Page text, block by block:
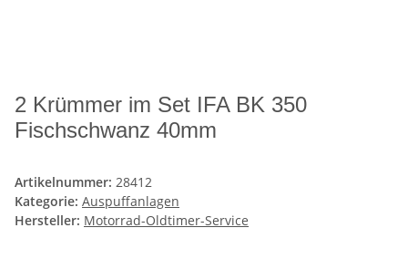
2 Krümmer im Set IFA BK 350
Fischschwanz 40mm
Artikelnummer: 28412
Kategorie: Auspuffanlagen
Hersteller: Motorrad-Oldtimer-Service